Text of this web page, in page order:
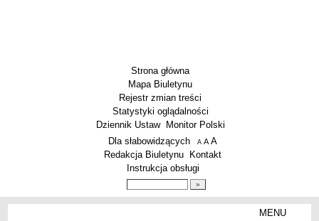
Strona główna
Mapa Biuletynu
Rejestr zmian treści
Statystyki oglądalności
Dziennik Ustaw
Monitor Polski
Menu dodatkowe
Dla słabowidzących A pomniejsz czcionkę
A standardowy rozmiar czcionki
A
Redakcja Biuletynu
Kontakt
Instrukcja obsługi
MENU